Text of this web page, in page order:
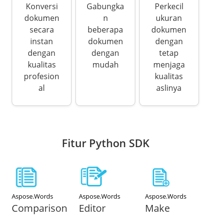
Konversi
dokumen
secara
instan
dengan
kualitas
profesion
al
Gabungka
n
beberapa
dokumen
dengan
mudah
Perkecil
ukuran
dokumen
dengan
tetap
menjaga
kualitas
aslinya
Fitur Python SDK
Aspose.Words
Comparison
Aspose.Words
Editor
Aspose.Words
Make